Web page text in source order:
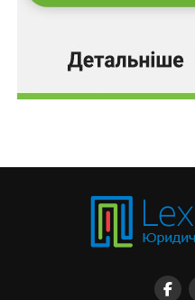
виявлення
за весь період
може здійснюватися лише
граничного строку сплати